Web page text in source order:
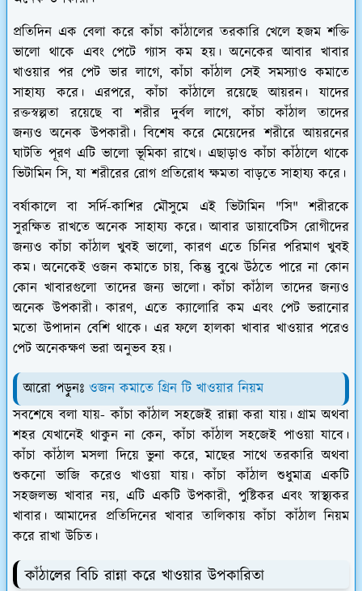
প্রতিদিন এক বেলা করে কাঁচা কাঁঠালের তরকারি খেলে হজম শক্তি
ভালো থাকে এবং পেটে গ্যাস কম হয়। অনেকের আবার খাবার
খাওয়ার পর পেট ভার লাগে, কাঁচা কাঁঠাল সেই সমস্যাও কমাতে
সাহায্য করে। এরপরে, কাঁচা কাঁঠালে রয়েছে আয়রন। যাদের
রক্তস্বল্পতা রয়েছে বা শরীর দুর্বল লাগে, কাঁচা কাঁঠাল তাদের
জন্যও অনেক উপকারী। বিশেষ করে মেয়েদের শরীরে আয়রনের
ঘাটতি পূরণ এটি ভালো ভূমিকা রাখে। এছাড়াও কাঁচা কাঁঠালে থাকে
ভিটামিন সি, যা শরীরের রোগ প্রতিরোধ ক্ষমতা বাড়তে সাহায্য করে।
বর্ষাকালে বা সর্দি-কাশির মৌসুমে এই ভিটামিন "সি" শরীরকে
সুরক্ষিত রাখতে অনেক সাহায্য করে। আবার ডায়াবেটিস রোগীদের
জন্যও কাঁচা কাঁঠাল খুবই ভালো, কারণ এতে চিনির পরিমাণ খুবই
কম। অনেকেই ওজন কমাতে চায়, কিন্তু বুঝে উঠতে পারে না কোন
কোন খাবারগুলো তাদের জন্য ভালো। কাঁচা কাঁঠাল তাদের জন্যও
অনেক উপকারী। কারণ, এতে ক্যালোরি কম এবং পেট ভরানোর
মতো উপাদান বেশি থাকে। এর ফলে হালকা খাবার খাওয়ার পরেও
পেট অনেকক্ষণ ভরা অনুভব হয়।
আরো পড়ুনঃ ওজন কমাতে গ্রিন টি খাওয়ার নিয়ম
সবশেষে বলা যায়- কাঁচা কাঁঠাল সহজেই রান্না করা যায়। গ্রাম অথবা
শহর যেখানেই থাকুন না কেন, কাঁচা কাঁঠাল সহজেই পাওয়া যাবে।
কাঁচা কাঁঠাল মসলা দিয়ে ভুনা করে, মাছের সাথে তরকারি অথবা
শুকনো ভাজি করেও খাওয়া যায়। কাঁচা কাঁঠাল শুধুমাত্র একটি
সহজলভ্য খাবার নয়, এটি একটি উপকারী, পুষ্টিকর এবং স্বাস্থ্যকর
খাবার। আমাদের প্রতিদিনের খাবার তালিকায় কাঁচা কাঁঠাল নিয়ম
করে রাখা উচিত।
কাঁঠালের বিচি রান্না করে খাওয়ার উপকারিতা